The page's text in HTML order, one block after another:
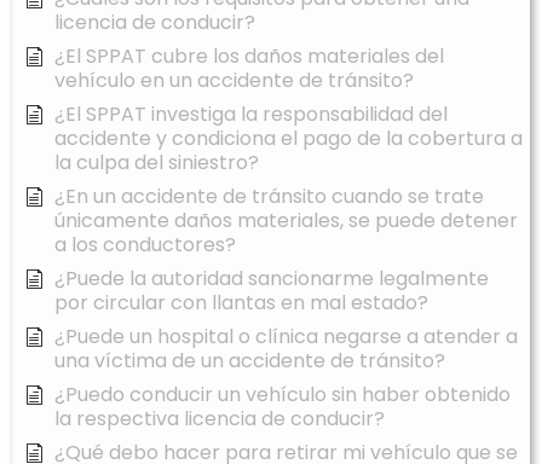
licencia de conducir?
¿El SPPAT cubre los daños materiales del
vehículo en un accidente de tránsito?
¿El SPPAT investiga la responsabilidad del
accidente y condiciona el pago de la cobertura a
la culpa del siniestro?
¿En un accidente de tránsito cuando se trate
únicamente daños materiales, se puede detener
a los conductores?
¿Puede la autoridad sancionarme legalmente
por circular con llantas en mal estado?
¿Puede un hospital o clínica negarse a atender a
una víctima de un accidente de tránsito?
¿Puedo conducir un vehículo sin haber obtenido
la respectiva licencia de conducir?
¿Qué debo hacer para retirar mi vehículo que se